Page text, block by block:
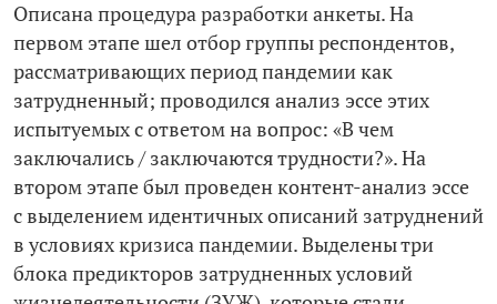
Описана процедура разработки анкеты. На
первом этапе шел отбор группы респондентов,
рассматривающих период пандемии как
затрудненный; проводился анализ эссе этих
испытуемых с ответом на вопрос: «В чем
заключались / заключаются трудности?». На
втором этапе был проведен контент-­анализ эссе
с выделением идентичных описаний затруднений
в условиях кризиса пандемии. Выделены три
блока предикторов затрудненных условий